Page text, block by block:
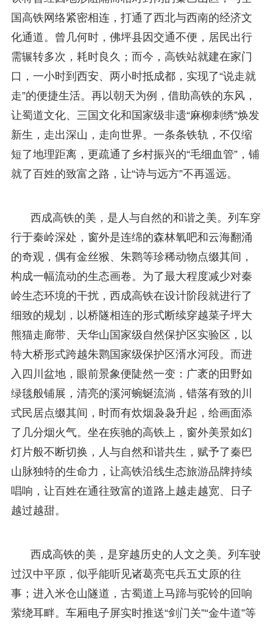
国高铁网络紧密相连，打通了西北与西南的经济文
化通道。曾几何时，佛坪县因交通不便，居民出行
需辗转多次，耗时良久；而今，高铁站就建在家门
口，一小时到西安、两小时抵成都，实现了“说走就
走”的便捷生活。再以朝天为例，借助高铁的东风，
让蜀道文化、三国文化和国家级非遗“麻柳刺绣”焕发
新生，走出深山，走向世界。一条条铁轨，不仅缩
短了地理距离，更疏通了乡村振兴的“毛细血管”，铺
就了百姓的致富之路，让“诗与远方”不再遥远。
西成高铁的美，是人与自然的和谐之美。列车穿
行于秦岭深处，窗外是连绵的森林氧吧和云海翻涌
的奇观，偶有金丝猴、朱鹮等珍稀动物点缀其间，
构成一幅流动的生态画卷。为了最大程度减少对秦
岭生态环境的干扰，西成高铁在设计阶段就进行了
细致的规划，以桥隧相连的形式断续穿越菜子坪大
熊猫走廊带、天华山国家级自然保护区实验区，以
特大桥形式跨越朱鹮国家级保护区湑水河段。而进
入四川盆地，眼前景象便陡然一变：广袤的田野如
绿毯般铺展，清亮的溪河蜿蜒流淌，错落有致的川
式民居点缀其间，时而有炊烟袅袅升起，给画面添
了几分烟火气。坐在疾驰的高铁上，窗外美景如幻
灯片般不断切换，人与自然和谐共生，赋予了秦巴
山脉独特的生命力，让高铁沿线生态旅游品牌持续
唱响，让百姓在通往致富的道路上越走越宽、日子
越过越甜。
西成高铁的美，是穿越历史的人文之美。列车驶
过汉中平原，似乎能听见诸葛亮屯兵五丈原的往
事；进入米仓山隧道，古蜀道上马蹄与驼铃的回响
萦绕耳畔。车厢电子屏实时推送“剑门关”“金牛道”等